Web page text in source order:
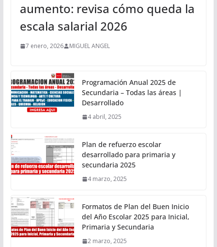
aumento: revisa cómo queda la
escala salarial 2026
7 enero, 2026 MIGUEL ANGEL
Programación Anual 2025 de
Secundaria – Todas las áreas |
Desarrollado
4 abril, 2025
Plan de refuerzo escolar
desarrollado para primaria y
secundaria 2025
4 marzo, 2025
Formatos de Plan del Buen Inicio
del Año Escolar 2025 para Inicial,
Primaria y Secundaria
2 marzo, 2025